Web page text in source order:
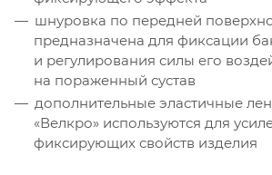
шнуровка по передней
предназначена для фиксации
и регулирования силы его
на пораженный сустав
дополнительные эластичные
«Велкро» используются для
фиксирующих свойств изделия